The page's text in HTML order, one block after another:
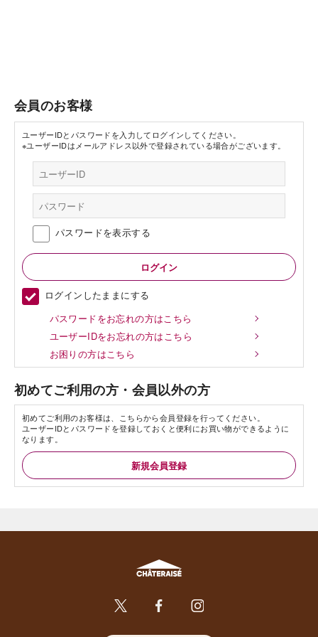
会員のお客様
ユーザーIDとパスワードを入力してログインしてください。
※ユーザーIDはメールアドレス以外で登録されている場合がございます。
パスワードを表示する
ログインしたままにする
パスワードをお忘れの方はこちら
ユーザーIDをお忘れの方はこちら
お困りの方はこちら
初めてご利用の方・会員以外の方
初めてご利用のお客様は、こちらから会員登録を行ってください。
ユーザーIDとパスワードを登録しておくと便利にお買い物ができるように
なります。